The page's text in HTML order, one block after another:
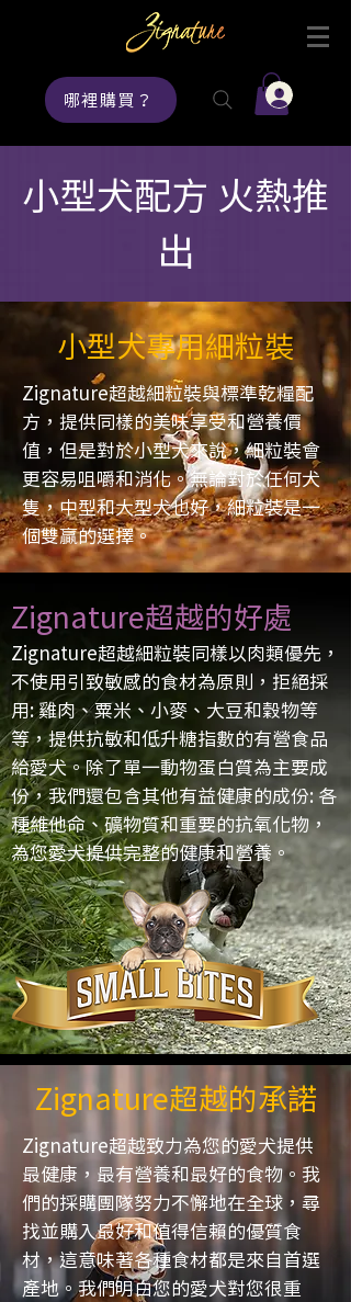
哪裡購買？
小型犬配方 火熱推
出
小型犬專用細粒裝
Zignature超越細粒裝與標準乾糧配
方，提供同樣的美味享受和營養價
值，但是對於小型犬來說，細粒裝會
更容易咀嚼和消化。無論對於任何犬
隻，中型和大型犬也好，細粒裝是一
個雙贏的選擇。
Zignature超越的好處
Zignature超越細粒裝同樣以肉類優先，
不使用引致敏感的食材為原則，拒絕採
用: 雞肉、粟米、小麥、大豆和穀物等
等，提供抗敏和低升糖指數的有營食品
給愛犬。除了單一動物蛋白質為主要成
份，我們還包含其他有益健康的成份: 各
種維他命、礦物質和重要的抗氧化物，
為您愛犬提供完整的健康和營養。
Zignature超越的承諾
Zignature超越致力為您的愛犬提供
最健康，最有營養和最好的食物。我
們的採購團隊努力不懈地在全球，尋
找並購入最好和值得信賴的優質食
材，這意味著各種食材都是來自首選
產地。我們明白您的愛犬對您很重